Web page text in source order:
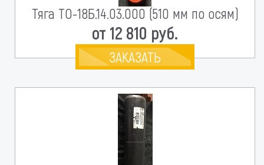
Тяга ТО-18Б.14.03.000 (510 мм по осям)
от 12 810 руб.
ЗАКАЗАТЬ